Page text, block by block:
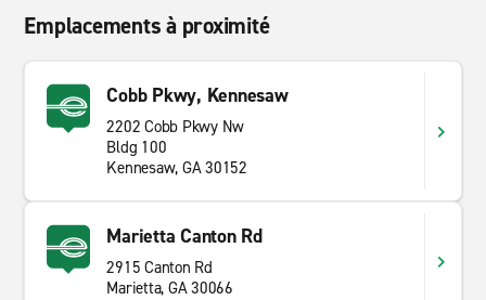
Emplacements à proximité
Cobb Pkwy, Kennesaw
2202 Cobb Pkwy Nw
Bldg 100
Kennesaw, GA 30152
Marietta Canton Rd
2915 Canton Rd
Marietta, GA 30066